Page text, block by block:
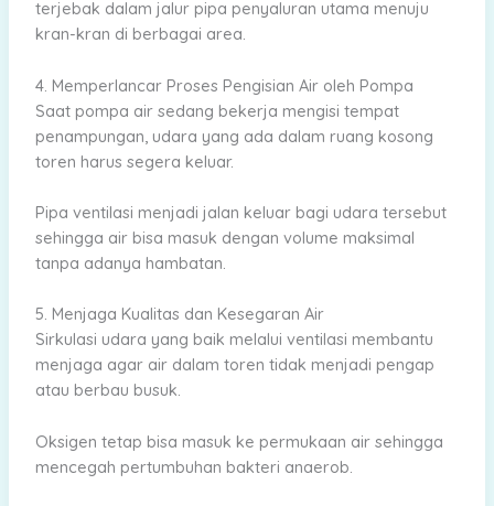
terjebak dalam jalur pipa penyaluran utama menuju
kran-kran di berbagai area.
4. Memperlancar Proses Pengisian Air oleh Pompa
Saat pompa air sedang bekerja mengisi tempat
penampungan, udara yang ada dalam ruang kosong
toren harus segera keluar.
Pipa ventilasi menjadi jalan keluar bagi udara tersebut
sehingga air bisa masuk dengan volume maksimal
tanpa adanya hambatan.
5. Menjaga Kualitas dan Kesegaran Air
Sirkulasi udara yang baik melalui ventilasi membantu
menjaga agar air dalam toren tidak menjadi pengap
atau berbau busuk.
Oksigen tetap bisa masuk ke permukaan air sehingga
mencegah pertumbuhan bakteri anaerob.